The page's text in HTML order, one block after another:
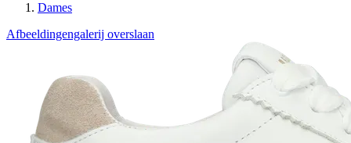
Dames
Afbeeldingengalerij overslaan